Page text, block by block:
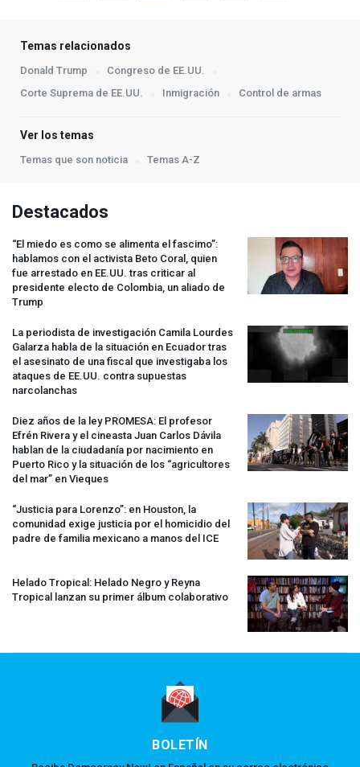
Temas relacionados
Donald Trump
Congreso de EE.UU.
Corte Suprema de EE.UU.
Inmigración Control de armas
Ver los temas
Temas que son noticia Temas A-Z
Destacados
“El miedo es como se alimenta el fascimo”:
hablamos con el activista Beto Coral, quien
fue arrestado en EE.UU. tras criticar al
presidente electo de Colombia, un aliado de
Trump
La periodista de investigación Camila Lourdes
Galarza habla de la situación en Ecuador tras
el asesinato de una fiscal que investigaba los
ataques de EE.UU. contra supuestas
narcolanchas
Diez años de la ley PROMESA: El profesor
Efrén Rivera y el cineasta Juan Carlos Dávila
hablan de la ciudadanía por nacimiento en
Puerto Rico y la situación de los “agricultores
del mar” en Vieques
“Justicia para Lorenzo”: en Houston, la
comunidad exige justicia por el homicidio del
padre de familia mexicano a manos del ICE
Helado Tropical: Helado Negro y Reyna
Tropical lanzan su primer álbum colaborativo
BOLETÍN